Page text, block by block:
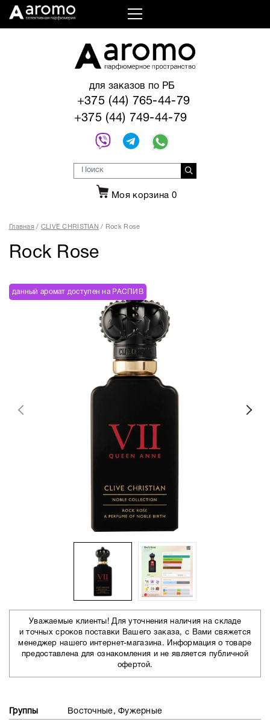
для заказов по РБ
+375 (44) 765-44-79
+375 (44) 749-44-79
Моя корзина 0
Главная CLIVE CHRISTIAN Rock Rose
Rock Rose
данный аромат доступен на РАСПИВ
Уважаемые клиенты! Для уточнения наличия на складе
и точных сроков поставки Вашего заказа, с Вами свяжется
менеджер нашего интернет-магазина. Информация о товаре
предоставлена для ознакомления и не является публичной
офертой.
Группы Восточные, Фужерные